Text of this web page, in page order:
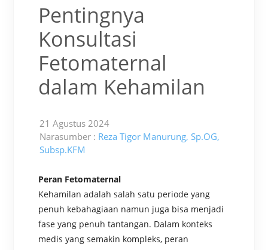
Pentingnya
Konsultasi
Fetomaternal
dalam Kehamilan
21 Agustus 2024
Narasumber : Reza Tigor Manurung, Sp.OG,
Subsp.KFM
Peran Fetomaternal
Kehamilan adalah salah satu periode yang
penuh kebahagiaan namun juga bisa menjadi
fase yang penuh tantangan. Dalam konteks
medis yang semakin kompleks, peran